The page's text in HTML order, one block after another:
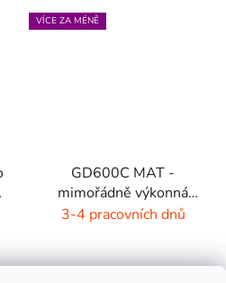
VÍCE ZA MÉNĚ
GD600C MAT -
mimořádně výkonná
čistící rohož - 9 barev s
3-4 pracovních dnů